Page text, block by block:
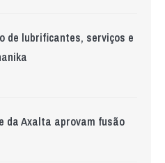
de lubrificantes, serviços e
da Axalta aprovam fusão